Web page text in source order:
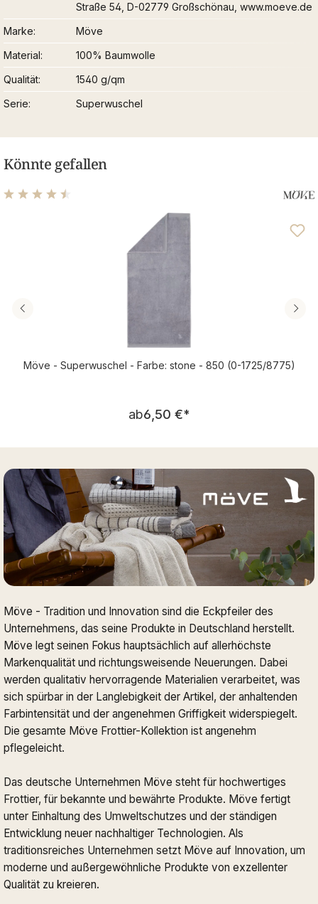
Straße 54, D-02779 Großschönau, www.moeve.de
Marke
Möve
Material
100% Baumwolle
Qualität
1540 g/qm
Serie
Superwuschel
Könnte gefallen
Durchschnittliche Bewertung von 4.48 von 5 Sternen
Möve - Superwuschel - Farbe: stone - 850 (0-1725/8775)
Regulärer Preis:
ab6,50 €*
Möve - Tradition und Innovation sind die Eckpfeiler des
Unternehmens, das seine Produkte in Deutschland herstellt.
Möve legt seinen Fokus hauptsächlich auf allerhöchste
Markenqualität und richtungsweisende Neuerungen. Dabei
werden qualitativ hervorragende Materialien verarbeitet, was
sich spürbar in der Langlebigkeit der Artikel, der anhaltenden
Farbintensität und der angenehmen Griffigkeit widerspiegelt.
Die gesamte Möve Frottier-Kollektion ist angenehm
pflegeleicht.
Das deutsche Unternehmen Möve steht für hochwertiges
Frottier, für bekannte und bewährte Produkte. Möve fertigt
unter Einhaltung des Umweltschutzes und der ständigen
Entwicklung neuer nachhaltiger Technologien. Als
traditionsreiches Unternehmen setzt Möve auf Innovation, um
moderne und außergewöhnliche Produkte von exzellenter
Qualität zu kreieren.